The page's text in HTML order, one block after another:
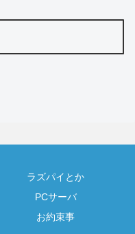
ラズパイとか
PCサーバ
お約束事